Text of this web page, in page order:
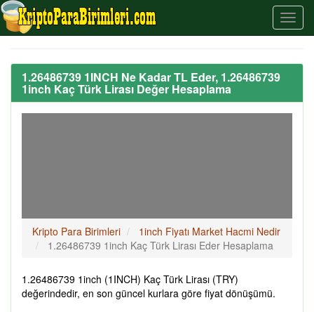
1.26486739 1INCH Ne Kadar TL Eder, 1.26486739
1inch Kaç Türk Lirası Değer Hesaplama
Kripto Para Birimleri
1inch Fiyatı Market Hacmi Nedir
1.26486739 1inch Kaç Türk Lirası Eder Hesaplama
1.26486739 1inch (1INCH) Kaç Türk Lirası (TRY)
değerindedir, en son güncel kurlara göre fiyat dönüşümü.